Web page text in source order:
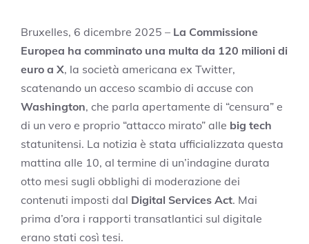
Bruxelles, 6 dicembre 2025 – La Commissione
Europea ha comminato una multa da 120 milioni di
euro a X, la società americana ex Twitter,
scatenando un acceso scambio di accuse con
Washington, che parla apertamente di “censura” e
di un vero e proprio “attacco mirato” alle big tech
statunitensi. La notizia è stata ufficializzata questa
mattina alle 10, al termine di un’indagine durata
otto mesi sugli obblighi di moderazione dei
contenuti imposti dal Digital Services Act. Mai
prima d’ora i rapporti transatlantici sul digitale
erano stati così tesi.